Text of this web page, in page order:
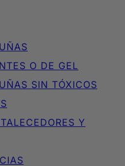
O DE GEL
SIN TÓXICOS
Y